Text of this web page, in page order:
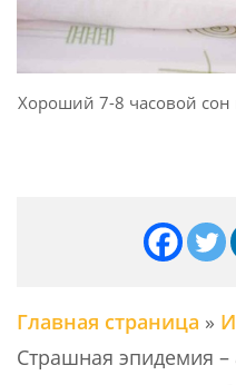
Хороший 7-8 часовой сон
Главная страница »
Страшная эпидемия –